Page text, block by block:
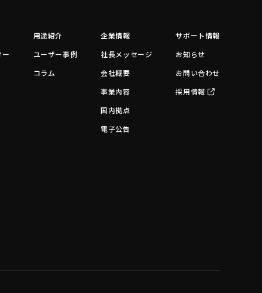
用途紹介
ユーザー事例
コラム
企業情報
社長メッセージ
会社概要
事業内容
国内拠点
電子公告
サポート情報
お知らせ
お問い合わせ
採用情報